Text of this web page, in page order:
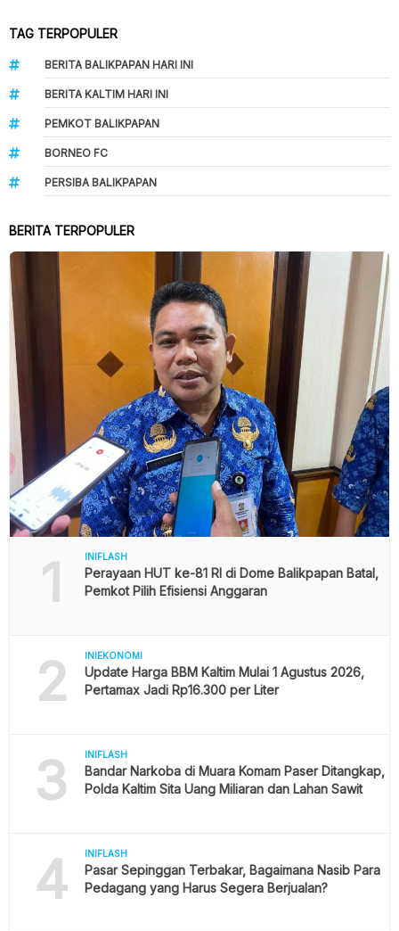
TAG TERPOPULER
BERITA BALIKPAPAN HARI INI
BERITA KALTIM HARI INI
PEMKOT BALIKPAPAN
BORNEO FC
PERSIBA BALIKPAPAN
BERITA TERPOPULER
1 INIFLASH
Perayaan HUT ke-81 RI di Dome Balikpapan Batal,
Pemkot Pilih Efisiensi Anggaran
2 INIEKONOMI
Update Harga BBM Kaltim Mulai 1 Agustus 2026,
Pertamax Jadi Rp16.300 per Liter
3 INIFLASH
Bandar Narkoba di Muara Komam Paser Ditangkap,
Polda Kaltim Sita Uang Miliaran dan Lahan Sawit
4 INIFLASH
Pasar Sepinggan Terbakar, Bagaimana Nasib Para
Pedagang yang Harus Segera Berjualan?